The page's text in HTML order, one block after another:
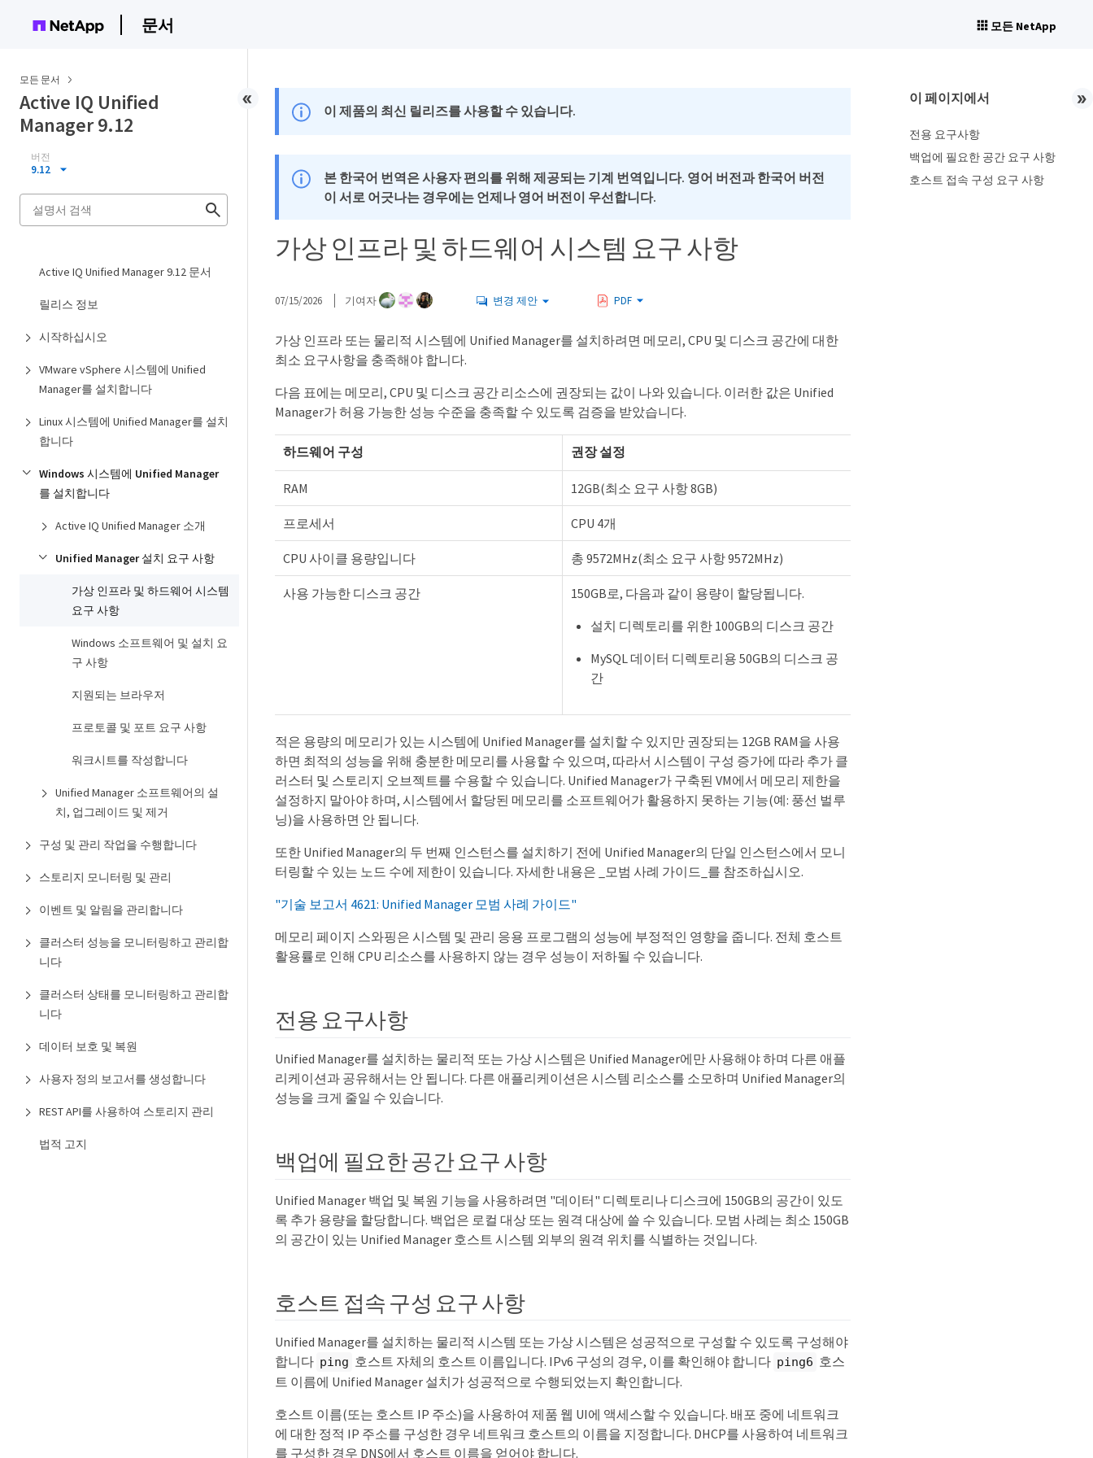
문서 모든 NetApp
모든 문서
Active IQ Unified
Manager 9.12
버전
9.12
Active IQ Unified Manager 9.12 문서
릴리스 정보
시작하십시오
VMware vSphere 시스템에 Unified
Manager를 설치합니다
Linux 시스템에 Unified Manager를 설치
합니다
Windows 시스템에 Unified Manager
를 설치합니다
Active IQ Unified Manager 소개
Unified Manager 설치 요구 사항
가상 인프라 및 하드웨어 시스템
요구 사항
Windows 소프트웨어 및 설치 요
구 사항
지원되는 브라우저
프로토콜 및 포트 요구 사항
워크시트를 작성합니다
Unified Manager 소프트웨어의 설
치, 업그레이드 및 제거
구성 및 관리 작업을 수행합니다
스토리지 모니터링 및 관리
이벤트 및 알림을 관리합니다
클러스터 성능을 모니터링하고 관리합
니다
클러스터 상태를 모니터링하고 관리합
니다
데이터 보호 및 복원
사용자 정의 보고서를 생성합니다
REST API를 사용하여 스토리지 관리
법적 고지
이 제품의 최신 릴리즈를 사용할 수 있습니다.
본 한국어 번역은 사용자 편의를 위해 제공되는 기계 번역입니다. 영어 버전과 한국어 버전
이 서로 어긋나는 경우에는 언제나 영어 버전이 우선합니다.
가상 인프라 및 하드웨어 시스템 요구 사항
07/15/2026 기여자 변경 제안 PDF
가상 인프라 또는 물리적 시스템에 Unified Manager를 설치하려면 메모리, CPU 및 디스크 공간에 대한
최소 요구사항을 충족해야 합니다.
다음 표에는 메모리, CPU 및 디스크 공간 리소스에 권장되는 값이 나와 있습니다. 이러한 값은 Unified
Manager가 허용 가능한 성능 수준을 충족할 수 있도록 검증을 받았습니다.
하드웨어 구성 권장 설정
RAM 12GB(최소 요구 사항 8GB)
프로세서 CPU 4개
CPU 사이클 용량입니다 총 9572MHz(최소 요구 사항 9572MHz)
사용 가능한 디스크 공간
150GB로, 다음과 같이 용량이 할당됩니다.
설치 디렉토리를 위한 100GB의 디스크 공간
MySQL 데이터 디렉토리용 50GB의 디스크 공
간
적은 용량의 메모리가 있는 시스템에 Unified Manager를 설치할 수 있지만 권장되는 12GB RAM을 사용
하면 최적의 성능을 위해 충분한 메모리를 사용할 수 있으며, 따라서 시스템이 구성 증가에 따라 추가 클
러스터 및 스토리지 오브젝트를 수용할 수 있습니다. Unified Manager가 구축된 VM에서 메모리 제한을
설정하지 말아야 하며, 시스템에서 할당된 메모리를 소프트웨어가 활용하지 못하는 기능(예: 풍선 벌루
닝)을 사용하면 안 됩니다.
또한 Unified Manager의 두 번째 인스턴스를 설치하기 전에 Unified Manager의 단일 인스턴스에서 모니
터링할 수 있는 노드 수에 제한이 있습니다. 자세한 내용은 _모범 사례 가이드_를 참조하십시오.
"기술 보고서 4621: Unified Manager 모범 사례 가이드"
메모리 페이지 스와핑은 시스템 및 관리 응용 프로그램의 성능에 부정적인 영향을 줍니다. 전체 호스트
활용률로 인해 CPU 리소스를 사용하지 않는 경우 성능이 저하될 수 있습니다.
전용 요구사항
Unified Manager를 설치하는 물리적 또는 가상 시스템은 Unified Manager에만 사용해야 하며 다른 애플
리케이션과 공유해서는 안 됩니다. 다른 애플리케이션은 시스템 리소스를 소모하며 Unified Manager의
성능을 크게 줄일 수 있습니다.
백업에 필요한 공간 요구 사항
Unified Manager 백업 및 복원 기능을 사용하려면 "데이터" 디렉토리나 디스크에 150GB의 공간이 있도
록 추가 용량을 할당합니다. 백업은 로컬 대상 또는 원격 대상에 쓸 수 있습니다. 모범 사례는 최소 150GB
의 공간이 있는 Unified Manager 호스트 시스템 외부의 원격 위치를 식별하는 것입니다.
호스트 접속 구성 요구 사항
Unified Manager를 설치하는 물리적 시스템 또는 가상 시스템은 성공적으로 구성할 수 있도록 구성해야
합니다 ping 호스트 자체의 호스트 이름입니다. IPv6 구성의 경우, 이를 확인해야 합니다 ping6 호스
트 이름에 Unified Manager 설치가 성공적으로 수행되었는지 확인합니다.
호스트 이름(또는 호스트 IP 주소)을 사용하여 제품 웹 UI에 액세스할 수 있습니다. 배포 중에 네트워크
에 대한 정적 IP 주소를 구성한 경우 네트워크 호스트의 이름을 지정합니다. DHCP를 사용하여 네트워크
를 구성한 경우 DNS에서 호스트 이름을 얻어야 합니다.
이 페이지에서
전용 요구사항
백업에 필요한 공간 요구 사항
호스트 접속 구성 요구 사항